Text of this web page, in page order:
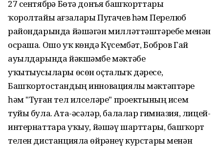
27 сентябрҙә Бөтә донъя башҡорттары
ҡоролтайы ағзалары Пугачев һәм Перелюб
райондарында йәшәгән милләттәштәребеҙ менән
осраша. Ошо уҡ көндә Күсембәт, Бобров Гай
ауылдарында йәкшәмбе мәктәбе
уҡытыусылары өсөн оҫталыҡ дәресе,
Башҡортостандың инновациялы мәктәптәре
һәм "Туған тел илселәре" проектының исем
туйы була. Ата-әсәләр, балалар гимназия, лицей-
интернаттарҙа уҡыу, йәшәү шарттары, башҡорт
телен дистанцияла өйрәнеү курстары менән